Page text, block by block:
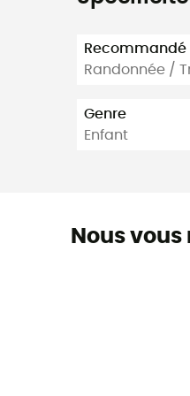
Recommandé
Randonnée /
Genre
Enfant
Nous